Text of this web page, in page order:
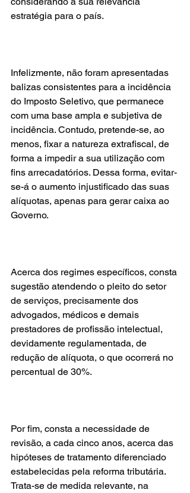
estratégia para o país.
Infelizmente, não foram apresentadas
balizas consistentes para a incidência
do Imposto Seletivo, que permanece
com uma base ampla e subjetiva de
incidência. Contudo, pretende-se, ao
menos, fixar a natureza extrafiscal, de
forma a impedir a sua utilização com
fins arrecadatórios. Dessa forma, evitar-
se-á o aumento injustificado das suas
alíquotas, apenas para gerar caixa ao
Governo.
Acerca dos regimes específicos, consta
sugestão atendendo o pleito do setor
de serviços, precisamente dos
advogados, médicos e demais
prestadores de profissão intelectual,
devidamente regulamentada, de
redução de alíquota, o que ocorrerá no
percentual de 30%.
Por fim, consta a necessidade de
revisão, a cada cinco anos, acerca das
hipóteses de tratamento diferenciado
estabelecidas pela reforma tributária.
Trata-se de medida relevante, na